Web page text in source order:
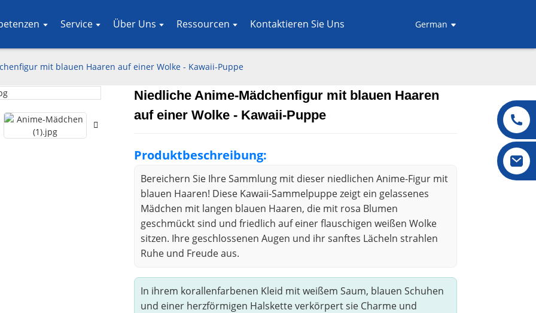
Service Über Uns Ressourcen Kontaktieren Sie Uns German
mit blauen Haaren auf einer Wolke - Kawaii-Puppe
Loading...
Loading...
Niedliche Anime-Mädchenfigur mit blauen Haaren
auf einer Wolke - Kawaii-Puppe
Produktbeschreibung:
Bereichern Sie Ihre Sammlung mit dieser niedlichen Anime-Figur mit
blauen Haaren! Diese Kawaii-Sammelpuppe zeigt ein gelassenes
Mädchen mit langen blauen Haaren, die mit rosa Blumen
geschmückt sind und friedlich auf einer flauschigen weißen Wolke
sitzen. Ihre geschlossenen Augen und ihr sanftes Lächeln strahlen
Ruhe und Freude aus.
In ihrem korallenfarbenen Kleid mit weißem Saum, blauen Schuhen
und einer herzförmigen Halskette verkörpert sie Charme und